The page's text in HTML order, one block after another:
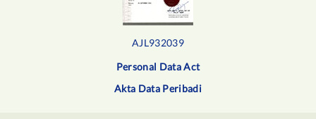
AJL932039
Personal Data Act
Akta Data Peribadi